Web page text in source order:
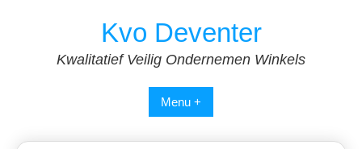
Kvo Deventer
Kwalitatief Veilig Ondernemen Winkels
Menu +